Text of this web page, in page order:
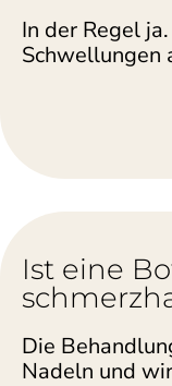
In der Regel
Schwellungen
Ist eine
Die
Nadeln und